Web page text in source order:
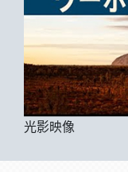
光影映像